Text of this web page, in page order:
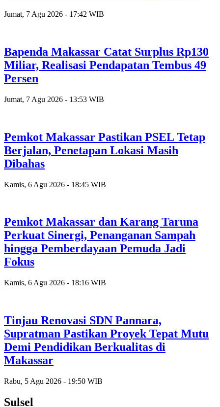
Jumat, 7 Agu 2026 - 17:42 WIB
Bapenda Makassar Catat Surplus Rp130
Miliar, Realisasi Pendapatan Tembus 49
Persen
Jumat, 7 Agu 2026 - 13:53 WIB
Pemkot Makassar Pastikan PSEL Tetap
Berjalan, Penetapan Lokasi Masih
Dibahas
Kamis, 6 Agu 2026 - 18:45 WIB
Pemkot Makassar dan Karang Taruna
Perkuat Sinergi, Penanganan Sampah
hingga Pemberdayaan Pemuda Jadi
Fokus
Kamis, 6 Agu 2026 - 18:16 WIB
Tinjau Renovasi SDN Pannara,
Supratman Pastikan Proyek Tepat Mutu
Demi Pendidikan Berkualitas di
Makassar
Rabu, 5 Agu 2026 - 19:50 WIB
Sulsel